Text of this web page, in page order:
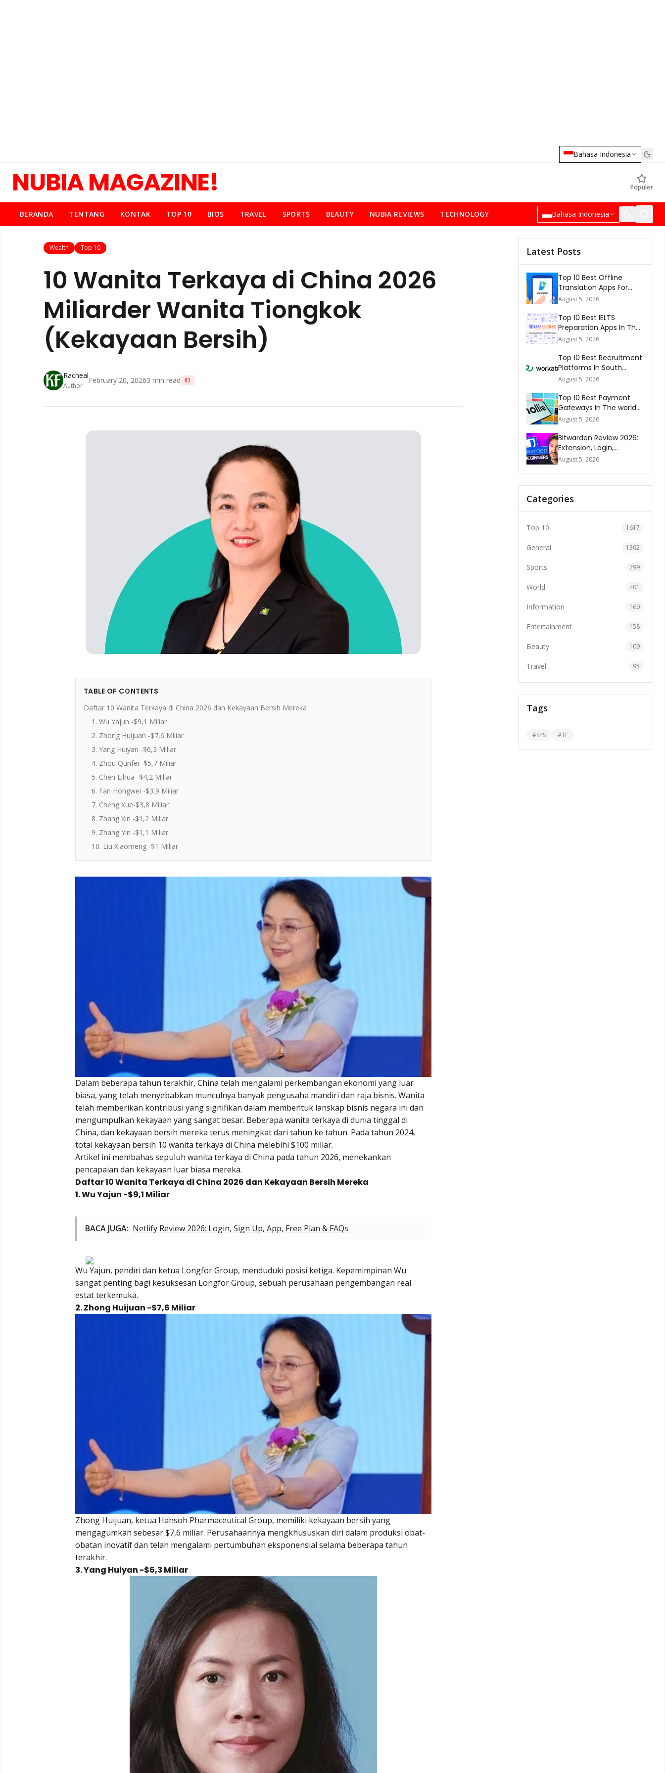
Bahasa Indonesia
NUBIA MAGAZINE! Populer
BERANDA TENTANG KONTAK TOP 10 BIOS TRAVEL SPORTS BEAUTY NUBIA REVIEWS TECHNOLOGY Bahasa Indonesia
Wealth Top 10
10 Wanita Terkaya di China 2026
Miliarder Wanita Tiongkok
(Kekayaan Bersih)
Racheal
Author
February 20, 20263 min read ID
TABLE OF CONTENTS
Daftar 10 Wanita Terkaya di China 2026 dan Kekayaan Bersih Mereka
1. Wu Yajun -$9,1 Miliar
2. Zhong Huijuan -$7,6 Miliar
3. Yang Huiyan -$6,3 Miliar
4. Zhou Qunfei -$5,7 Miliar
5. Chen Lihua -$4,2 Miliar
6. Fan Hongwei -$3,9 Miliar
7. Cheng Xue-$3,8 Miliar
8. Zhang Xin -$1,2 Miliar
9. Zhang Yin -$1,1 Miliar
10. Liu Xiaomeng -$1 Miliar
Dalam beberapa tahun terakhir, China telah mengalami perkembangan ekonomi yang luar
biasa, yang telah menyebabkan munculnya banyak pengusaha mandiri dan raja bisnis. Wanita
telah memberikan kontribusi yang signifikan dalam membentuk lanskap bisnis negara ini dan
mengumpulkan kekayaan yang sangat besar. Beberapa wanita terkaya di dunia tinggal di
China, dan kekayaan bersih mereka terus meningkat dari tahun ke tahun. Pada tahun 2024,
total kekayaan bersih 10 wanita terkaya di China melebihi $100 miliar.
Artikel ini membahas sepuluh wanita terkaya di China pada tahun 2026, menekankan
pencapaian dan kekayaan luar biasa mereka.
Daftar 10 Wanita Terkaya di China 2026 dan Kekayaan Bersih Mereka
1. Wu Yajun -$9,1 Miliar
BACA JUGA: Netlify Review 2026: Login, Sign Up, App, Free Plan & FAQs
Wu Yajun, pendiri dan ketua Longfor Group, menduduki posisi ketiga. Kepemimpinan Wu
sangat penting bagi kesuksesan Longfor Group, sebuah perusahaan pengembangan real
estat terkemuka.
2. Zhong Huijuan -$7,6 Miliar
Zhong Huijuan, ketua Hansoh Pharmaceutical Group, memiliki kekayaan bersih yang
mengagumkan sebesar $7,6 miliar. Perusahaannya mengkhususkan diri dalam produksi obat-
obatan inovatif dan telah mengalami pertumbuhan eksponensial selama beberapa tahun
terakhir.
3. Yang Huiyan -$6,3 Miliar
Latest Posts
Top 10 Best Offline
Translation Apps For
Travel In 2026
August 5, 2026
Top 10 Best IELTS
Preparation Apps In The
World 2026
August 5, 2026
Top 10 Best Recruitment
Platforms In South
Africa 2026
August 5, 2026
Top 10 Best Payment
Gateways In The world
2026
August 5, 2026
Bitwarden Review 2026:
Extension, Login,
Download, Free Plan, App
August 5, 2026
Categories
Top 10 1617
General 1362
Sports 299
World 201
Information 160
Entertainment 158
Beauty 109
Travel 95
Tags
#SPS #TF